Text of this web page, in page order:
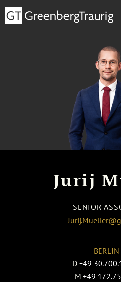
Jurij
SENIOR
BERLIN
D +49
M +49